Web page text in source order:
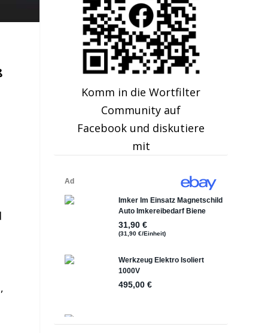
Komm in die Wortfilter
Community auf
Facebook und diskutiere
mit